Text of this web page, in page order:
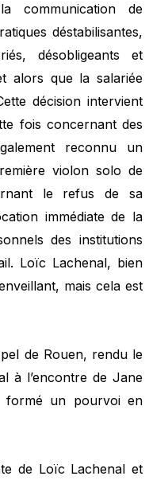
communication de
déstabilisantes,
désobligeants et
alors que la salariée
décision intervient
fois concernant des
reconnu un
violon solo de
le refus de sa
immédiate de la
des institutions
Loïc Lachenal, bien
mais cela est
de Rouen, rendu le
à l’encontre de Jane
formé un pourvoi en
de Loïc Lachenal et